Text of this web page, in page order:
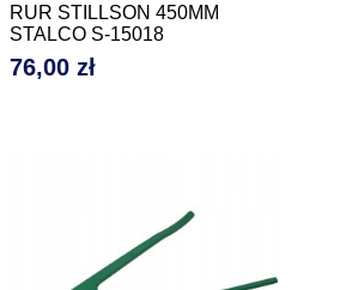
RUR STILLSON 450MM
STALCO S-15018
Cena
76,00 zł